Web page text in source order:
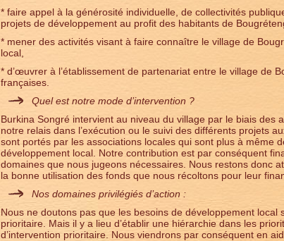
* faire appel à la générosité individuelle, de collectivités
projets de développement au profit des habitants de
* mener des activités visant à faire connaître le village de
local,
* d’œuvrer à l’établissement de partenariat entre le village de
françaises.
Quel est notre mode d’intervention ?
Burkina Songré intervient au niveau du village par le biais des
notre relais dans l’exécution ou le suivi des différents projets
sont portés par les associations locales qui sont plus à même
développement local. Notre contribution est par conséquent
domaines que nous jugeons nécessaires. Nous restons donc
la bonne utilisation des fonds que nous récoltons pour leur
Nos domaines privilégiés d’action :
Nous ne doutons pas que les besoins de développement
prioritaire. Mais il y a lieu d’établir une hiérarchie dans les
d’intervention prioritaire. Nous viendrons par conséquent en